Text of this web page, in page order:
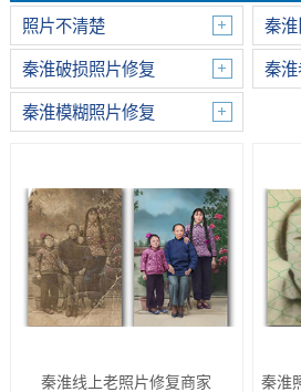
照片不清楚 秦
秦淮破损照片修复 秦
秦淮模糊照片修复
秦淮线上老照片修复商家
秦淮